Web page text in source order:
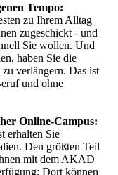
Tempo:
zu Ihrem Alltag
zugeschickt - und
Sie wollen. Und
haben Sie die
verlängern. Das ist
und ohne
Online-Campus:
erhalten Sie
Den größten Teil
mit dem AKAD
Dort können